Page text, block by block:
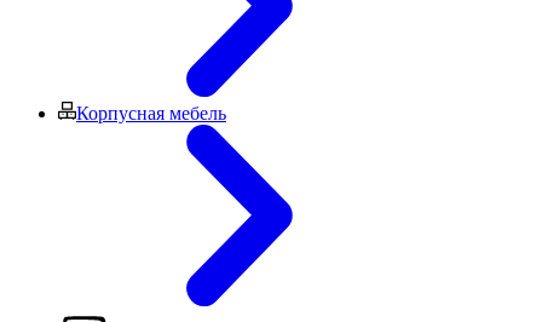
Корпусная мебель